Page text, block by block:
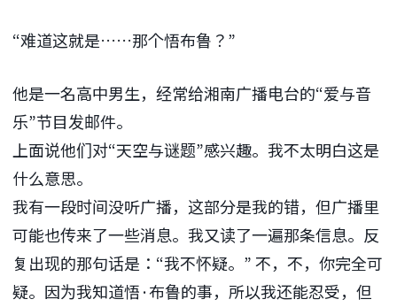
“难道这就是……那个悟布鲁？”
他是一名高中男生，经常给湘南广播电台的“爱与音
乐”节目发邮件。
上面说他们对“天空与谜题”感兴趣。我不太明白这是
什么意思。
我有一段时间没听广播，这部分是我的错，但广播里
可能也传来了一些消息。我又读了一遍那条信息。反
复出现的那句话是：“我不怀疑。” 不，不，你完全可
疑。因为我知道悟·布鲁的事，所以我还能忍受，但